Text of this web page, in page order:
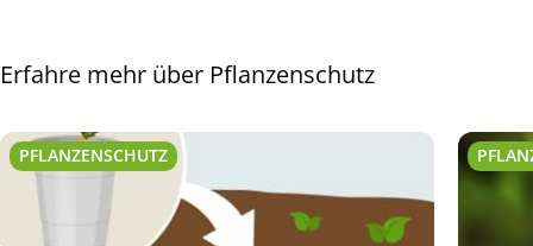
Erfahre mehr über Pflanzenschutz
PFLANZENSCHUTZ